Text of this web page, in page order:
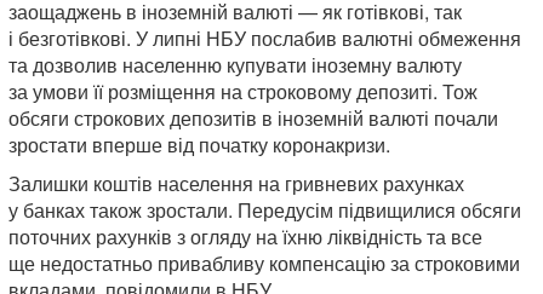
заощаджень в іноземній валюті — як готівкові, так
і безготівкові. У липні НБУ послабив валютні обмеження
та дозволив населенню купувати іноземну валюту
за умови її розміщення на строковому депозиті. Тож
обсяги строкових депозитів в іноземній валюті почали
зростати вперше від початку коронакризи.
Залишки коштів населення на гривневих рахунках
у банках також зростали. Передусім підвищилися обсяги
поточних рахунків з огляду на їхню ліквідність та все
ще недостатньо привабливу компенсацію за строковими